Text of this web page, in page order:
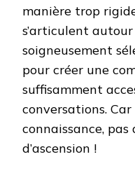
manière trop
s’articulent autour
soigneusement
pour créer une
suffisamment
conversations.
connaissance,
d’ascension !